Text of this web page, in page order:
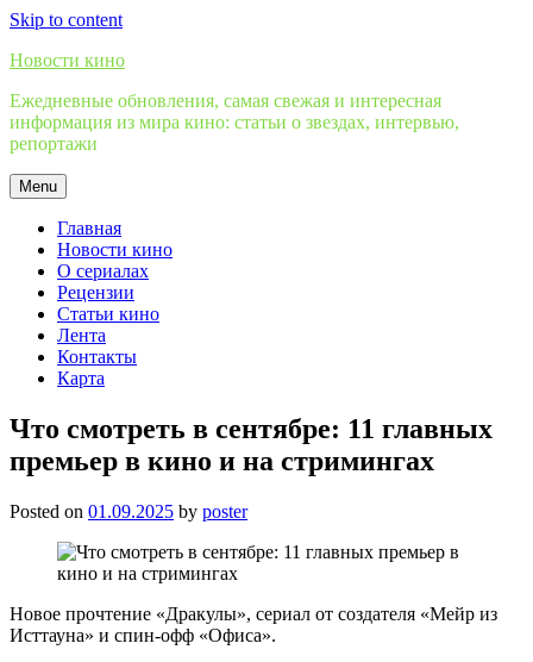
Skip to content
Новости кино
Ежедневные обновления, самая свежая и интересная
информация из мира кино: статьи о звездах, интервью,
репортажи
Menu
Главная
Новости кино
О сериалах
Рецензии
Статьи кино
Лента
Контакты
Карта
Что смотреть в сентябре: 11 главных
премьер в кино и на стримингах
Posted on 01.09.2025 by poster
Новое прочтение «Дракулы», сериал от создателя «Мейр из
Исттауна» и спин-офф «Офиса».